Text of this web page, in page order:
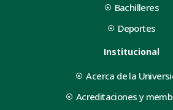
Bachilleres
Deportes
Institucional
Acerca de la
Acreditaciones y